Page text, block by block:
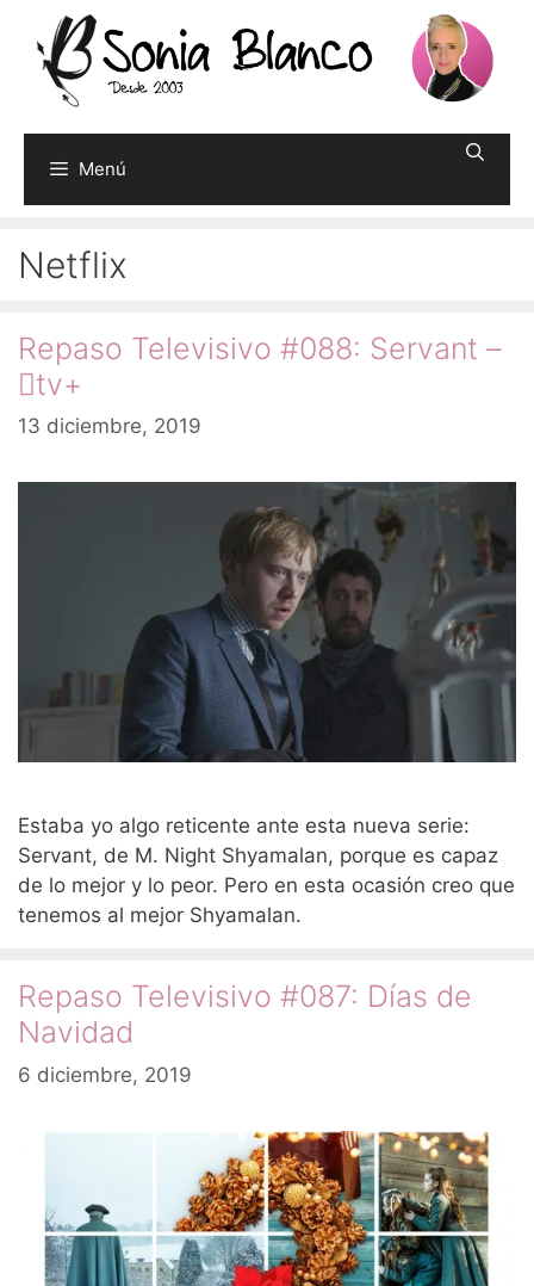
contenido
Menú
Netflix
Repaso Televisivo #088: Servant –
tv+
13 diciembre, 2019
Estaba yo algo reticente ante esta nueva serie:
Servant, de M. Night Shyamalan, porque es capaz
de lo mejor y lo peor. Pero en esta ocasión creo que
tenemos al mejor Shyamalan.
Repaso Televisivo #087: Días de
Navidad
6 diciembre, 2019